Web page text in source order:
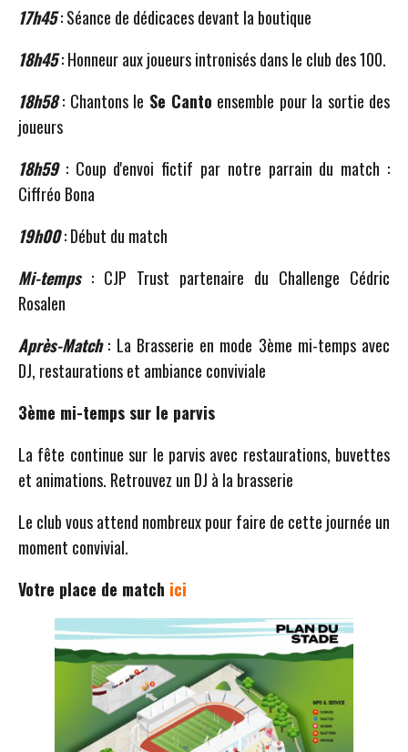
17h45: Séance de dédicaces devant la boutique
18h45: Honneur aux joueurs intronisés dans le club des 100.
18h58: Chantons le Se Canto ensemble pour la sortie des
joueurs
18h59: Coup d'envoi fictif par notre parrain du match :
Ciffréo Bona
19h00: Début du match
Mi-temps: CJP Trust partenaire du Challenge Cédric
Rosalen
Après-Match: La Brasserie en mode 3ème mi-temps avec
DJ, restaurations et ambiance conviviale
3ème mi-temps sur le parvis
La fête continue sur le parvis avec restaurations, buvettes
et animations. Retrouvez un DJ à la brasserie
Le club vous attend nombreux pour faire de cette journée un
moment convivial.
Votre place de match ici